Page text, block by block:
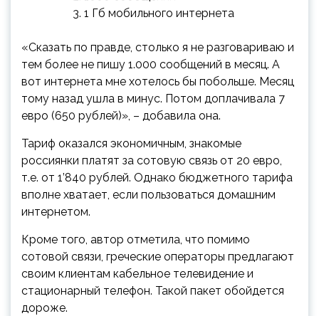
1 Гб мобильного интернета
«Сказать по правде, столько я не разговариваю и
тем более не пишу 1.000 сообщений в месяц. А
вот интернета мне хотелось бы побольше. Месяц
тому назад ушла в минус. Потом доплачивала 7
евро (650 рублей)», – добавила она.
Тариф оказался экономичным, знакомые
россиянки платят за сотовую связь от 20 евро,
т.е. от 1’840 рублей. Однако бюджетного тарифа
вполне хватает, если пользоваться домашним
интернетом.
Кроме того, автор отметила, что помимо
сотовой связи, греческие операторы предлагают
своим клиентам кабельное телевидение и
стационарный телефон. Такой пакет обойдется
дороже.